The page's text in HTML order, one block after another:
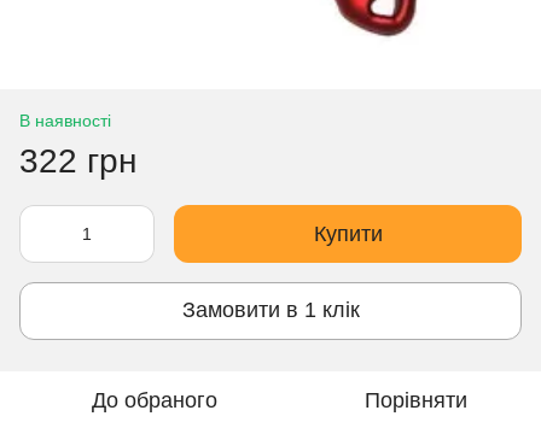
В наявності
322 грн
Купити
Замовити в 1 клік
До обраного Порівняти